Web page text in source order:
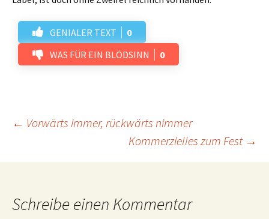
GENIALER TEXT
0
WAS FÜR EIN BLÖDSINN
0
Beitrags-
Navigation
← Vorwärts immer, rückwärts nimmer
Kommerzielles zum Fest →
Schreibe einen Kommentar